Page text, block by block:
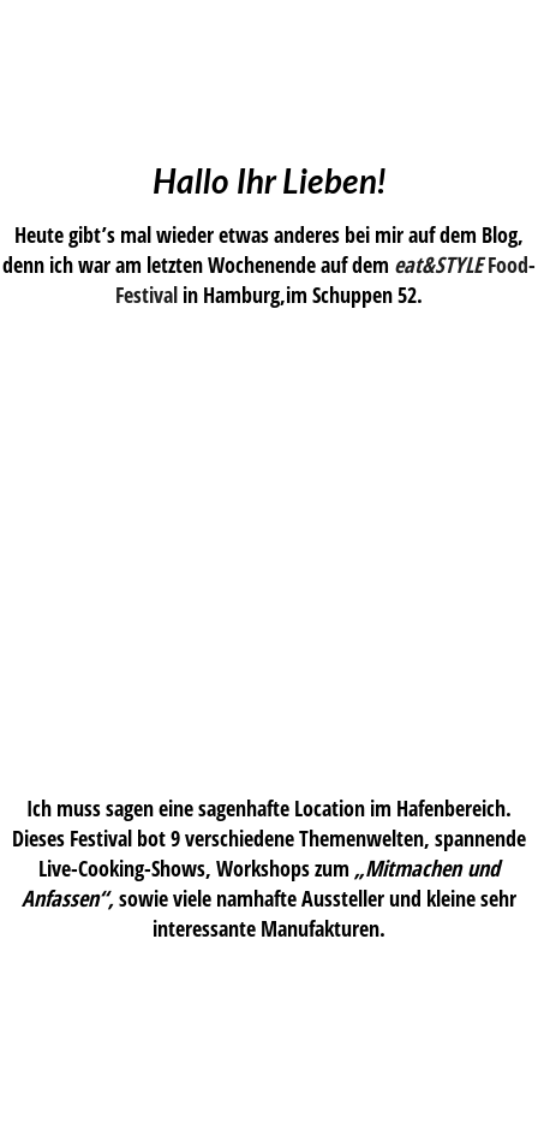
Hallo Ihr Lieben!
Heute gibt’s mal wieder etwas anderes bei mir auf dem Blog,
denn ich war am letzten Wochenende auf dem eat&STYLEFood-
Festival in Hamburg,im Schuppen 52.
Ich muss sagen eine sagenhafte Location im Hafenbereich.
Dieses Festival bot 9 verschiedene Themenwelten, spannende
Live-Cooking-Shows, Workshops zum „Mitmachen und
Anfassen“,sowie viele namhafte Aussteller und kleine sehr
interessante Manufakturen.